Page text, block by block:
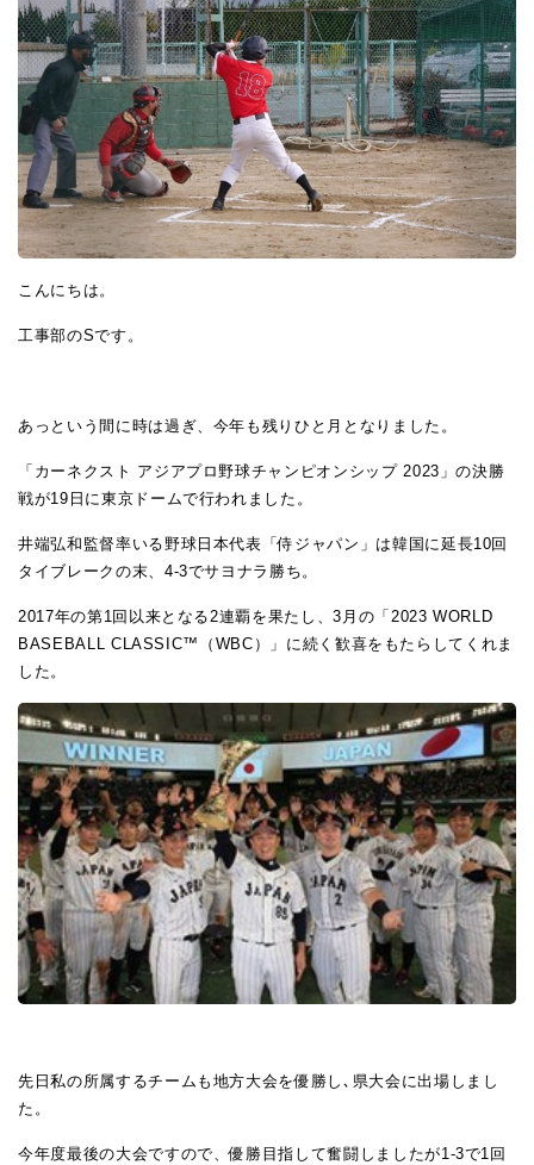
こんにちは。
工事部のSです。
あっという間に時は過ぎ、今年も残りひと月となりました。
「カーネクスト アジアプロ野球チャンピオンシップ 2023」の決勝
戦が19日に東京ドームで行われました。
井端弘和監督率いる野球日本代表「侍ジャパン」は韓国に延長10回
タイブレークの末、4-3でサヨナラ勝ち。
2017年の第1回以来となる2連覇を果たし、3月の「2023 WORLD
BASEBALL CLASSIC™（WBC）」に続く歓喜をもたらしてくれま
した。
先日私の所属するチームも地方大会を優勝し､県大会に出場しまし
た。
今年度最後の大会ですので、優勝目指して奮闘しましたが1-3で1回